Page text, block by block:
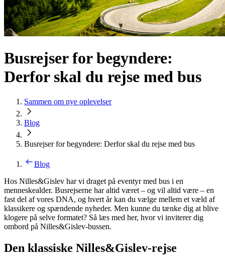
Busrejser for begyndere:
Derfor skal du rejse med bus
Sammen om nye oplevelser
Blog
Busrejser for begyndere: Derfor skal du rejse med bus
Blog
Hos Nilles&Gislev har vi draget på eventyr med bus i en
menneskealder. Busrejserne har altid været – og vil altid være – en
fast del af vores DNA, og hvert år kan du vælge mellem et væld af
klassikere og spændende nyheder. Men kunne du tænke dig at blive
klogere på selve formatet? Så læs med her, hvor vi inviterer dig
ombord på Nilles&Gislev-bussen.
Den klassiske Nilles&Gislev-rejse